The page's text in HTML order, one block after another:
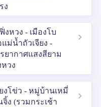
ง
งหวง - เมืองโบ
ม่น้ำถัวเจียง -
ยากาศแสงสียาม
วง
ยงโข่ว - หมู่บ้านเหมี่
ง (รวมกระเช้า